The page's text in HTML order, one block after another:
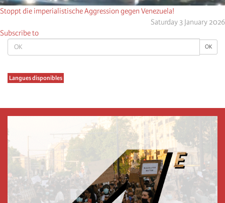
OK OK
Langues disponibles
Stoppt die imperialistische Aggression gegen Venezuela!
Saturday 3 January 2026
Subscribe to